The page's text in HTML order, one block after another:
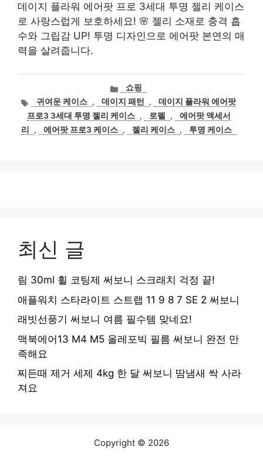
데이지 플라워 에어팟 프로 3세대 투명 젤리 케이스
로 사랑스럽게 보호하세요! 🌸 젤리 소재로 충격 흡
수와 그립감 UP! 투명 디자인으로 에어팟 본연의 매
력을 살려줍니다.
카
테
고
리
쇼핑
태
그
귀여운 케이스 , 데이지 패턴 ,
데이지 플라워 에어팟
프로3 3세대 투명 젤리 케이스 , 로펠 ,
에어팟 액세서
리
, 에어팟 프로3 케이스 , 젤리 케이스 , 투명 케이스
최신 글
림 30ml 휠 코팅제 써보니 스크래치 걱정 끝!
애플워치 스타라이트 스트랩 11 9 8 7 SE 2 써보니
래빗선풍기 써보니 여름 필수템 맞네요!
맥북에어13 M4 M5 올레포빅 필름 써보니 완전 만
족해요
찌든때 제거 세제 4kg 한 달 써보니 땀냄새 싹 사라
져요
Copyright © 2026